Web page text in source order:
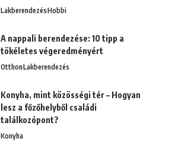
LakberendezésHobbi
A nappali berendezése: 10 tipp a
tökéletes végeredményért
OtthonLakberendezés
Konyha, mint közösségi tér – Hogyan
lesz a főzőhelyből családi
találkozópont?
Konyha